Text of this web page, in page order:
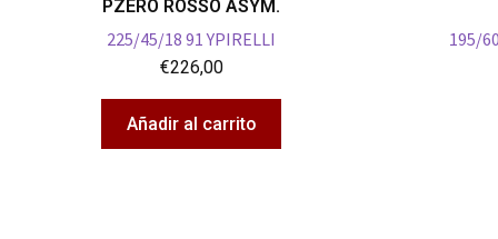
PZERO ROSSO ASYM.
225/45/18 91 YPIRELLI
€226,00
Añadir al carrito
195/